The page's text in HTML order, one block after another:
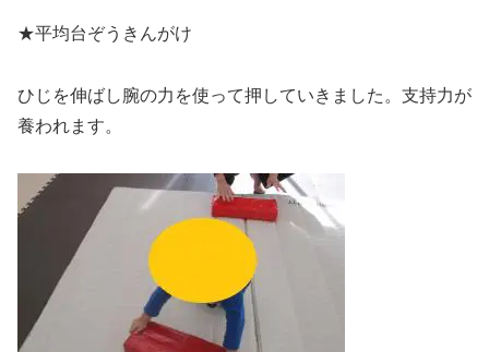
★平均台ぞうきんがけ
ひじを伸ばし腕の力を使って押していきました。支持力が
養われます。